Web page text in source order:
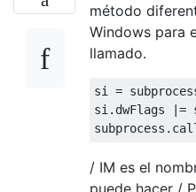
método
Windows para
llamado.
si =
si . dwFlags |=
subprocess .
/ IM es el
puede hacer /